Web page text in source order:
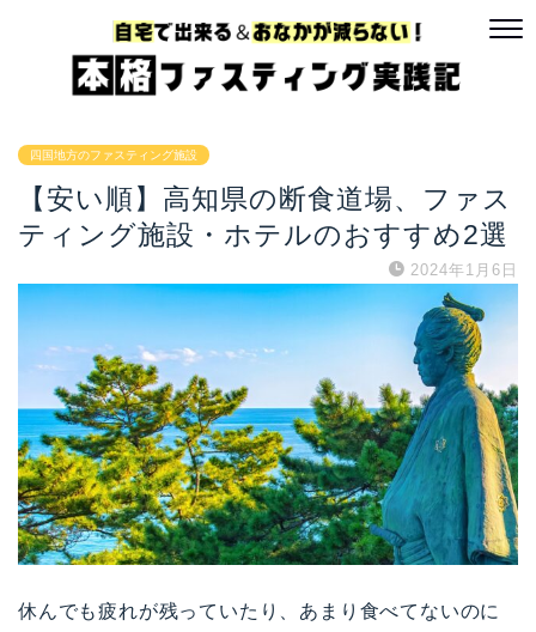
四国地方のファスティング施設
【安い順】高知県の断食道場、ファス
ティング施設・ホテルのおすすめ2選
2024年1月6日
休んでも疲れが残っていたり、あまり食べてないのに